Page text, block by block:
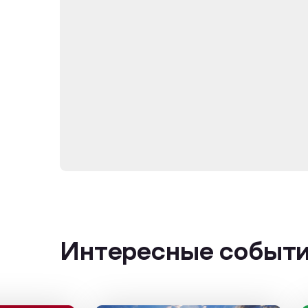
Интересные